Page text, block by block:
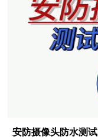
安防摄像头防水测试